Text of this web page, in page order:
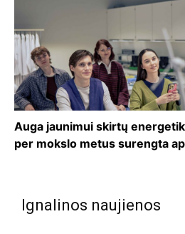
Auga jaunimui skirtų
per mokslo metus surengta
Ignalinos naujienos